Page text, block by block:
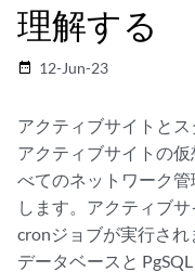
理解する
date_range 12-Jun-23
アクティブサイトとス
アクティブサイトの
べてのネットワーク
します。アクティブ
cronジョブが実行さ
データベースと